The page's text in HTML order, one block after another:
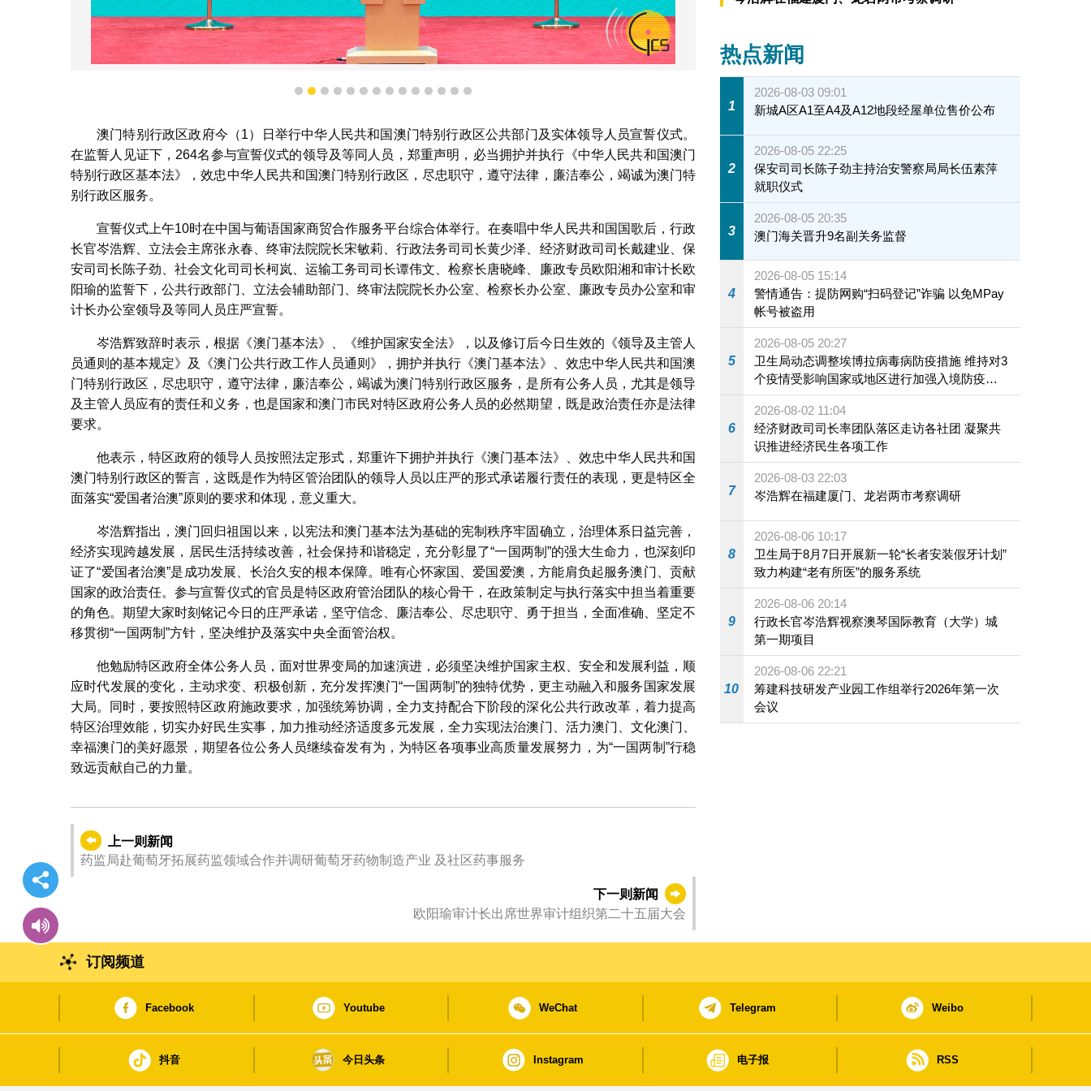
1
2 3 4 5 6 7 8 9 1011121314
澳门特别行政区政府今（1）日举行中华人民共和国澳门特别行政区公共部门及实体领导人员宣誓仪式。
在监誓人见证下，264名参与宣誓仪式的领导及等同人员，郑重声明，必当拥护并执行《中华人民共和国澳门
特别行政区基本法》，效忠中华人民共和国澳门特别行政区，尽忠职守，遵守法律，廉洁奉公，竭诚为澳门特
别行政区服务。
宣誓仪式上午10时在中国与葡语国家商贸合作服务平台综合体举行。在奏唱中华人民共和国国歌后，行政
长官岑浩辉、立法会主席张永春、终审法院院长宋敏莉、行政法务司司长黄少泽、经济财政司司长戴建业、保
安司司长陈子劲、社会文化司司长柯岚、运输工务司司长谭伟文、检察长唐晓峰、廉政专员欧阳湘和审计长欧
阳瑜的监誓下，公共行政部门、立法会辅助部门、终审法院院长办公室、检察长办公室、廉政专员办公室和审
计长办公室领导及等同人员庄严宣誓。
岑浩辉致辞时表示，根据《澳门基本法》、《维护国家安全法》，以及修订后今日生效的《领导及主管人
员通则的基本规定》及《澳门公共行政工作人员通则》，拥护并执行《澳门基本法》、效忠中华人民共和国澳
门特别行政区，尽忠职守，遵守法律，廉洁奉公，竭诚为澳门特别行政区服务，是所有公务人员，尤其是领导
及主管人员应有的责任和义务，也是国家和澳门市民对特区政府公务人员的必然期望，既是政治责任亦是法律
要求。
他表示，特区政府的领导人员按照法定形式，郑重许下拥护并执行《澳门基本法》、效忠中华人民共和国
澳门特别行政区的誓言，这既是作为特区管治团队的领导人员以庄严的形式承诺履行责任的表现，更是特区全
面落实“爱国者治澳”原则的要求和体现，意义重大。
岑浩辉指出，澳门回归祖国以来，以宪法和澳门基本法为基础的宪制秩序牢固确立，治理体系日益完善，
经济实现跨越发展，居民生活持续改善，社会保持和谐稳定，充分彰显了“一国两制”的强大生命力，也深刻印
证了“爱国者治澳”是成功发展、长治久安的根本保障。唯有心怀家国、爱国爱澳，方能肩负起服务澳门、贡献
国家的政治责任。参与宣誓仪式的官员是特区政府管治团队的核心骨干，在政策制定与执行落实中担当着重要
的角色。期望大家时刻铭记今日的庄严承诺，坚守信念、廉洁奉公、尽忠职守、勇于担当，全面准确、坚定不
移贯彻“一国两制”方针，坚决维护及落实中央全面管治权。
他勉励特区政府全体公务人员，面对世界变局的加速演进，必须坚决维护国家主权、安全和发展利益，顺
应时代发展的变化，主动求变、积极创新，充分发挥澳门“一国两制”的独特优势，更主动融入和服务国家发展
大局。同时，要按照特区政府施政要求，加强统筹协调，全力支持配合下阶段的深化公共行政改革，着力提高
特区治理效能，切实办好民生实事，加力推动经济适度多元发展，全力实现法治澳门、活力澳门、文化澳门、
幸福澳门的美好愿景，期望各位公务人员继续奋发有为，为特区各项事业高质量发展努力，为“一国两制”行稳
致远贡献自己的力量。
上一则新闻
药监局赴葡萄牙拓展药监领域合作并调研葡萄牙药物制造产业 及社区药事服务
下一则新闻
欧阳瑜审计长出席世界审计组织第二十五届大会
热点新闻
1
2026-08-03 09:01
新城A区A1至A4及A12地段经屋单位售价公布
2
2026-08-05 22:25
保安司司长陈子劲主持治安警察局局长伍素萍
就职仪式
3
2026-08-05 20:35
澳门海关晋升9名副关务监督
4
2026-08-05 15:14
警情通告：提防网购“扫码登记”诈骗 以免MPay
帐号被盗用
5
2026-08-05 20:27
卫生局动态调整埃博拉病毒病防疫措施 维持对3
个疫情受影响国家或地区进行加强入境防疫措
施
6
2026-08-02 11:04
经济财政司司长率团队落区走访各社团 凝聚共
识推进经济民生各项工作
7
2026-08-03 22:03
岑浩辉在福建厦门、龙岩两市考察调研
8
2026-08-06 10:17
卫生局于8月7日开展新一轮“长者安装假牙计划”
致力构建“老有所医”的服务系统
9
2026-08-06 20:14
行政长官岑浩辉视察澳琴国际教育（大学）城
第一期项目
10
2026-08-06 22:21
筹建科技研发产业园工作组举行2026年第一次
会议
订阅频道
Facebook Youtube WeChat Telegram Weibo
抖音 今日头条 Instagram 电子报 RSS